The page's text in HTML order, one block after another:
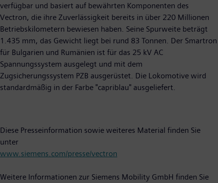
verfügbar und basiert auf bewährten Komponenten des
Vectron, die ihre Zuverlässigkeit bereits in über 220 Millionen
Betriebskilometern bewiesen haben. Seine Spurweite beträgt
1.435 mm, das Gewicht liegt bei rund 83 Tonnen. Der Smartron
für Bulgarien und Rumänien ist für das 25 kV AC
Spannungssystem ausgelegt und mit dem
Zugsicherungssystem PZB ausgerüstet. Die Lokomotive wird
standardmäßig in der Farbe "capriblau" ausgeliefert.
Diese Presseinformation sowie weiteres Material finden Sie
unter
www.siemens.com/presse/vectron
Weitere Informationen zur Siemens Mobility GmbH finden Sie